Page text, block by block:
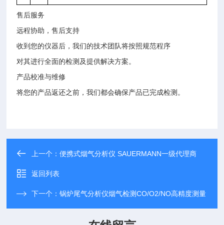
售后服务
远程协助，售后支持
收到您的仪器后，我们的技术团队将按照规范程序
对其进行全面的检测及提供解决方案。
产品校准与维修
将您的产品返还之前，我们都会确保产品已完成检测。
上一个：便携式烟气分析仪 SAUERMANN一级代理商
返回列表
下一个：锅炉尾气分析仪烟气检测CO/O2/NO高精度测量